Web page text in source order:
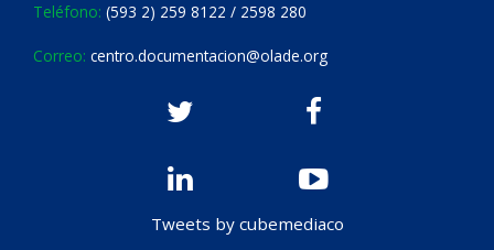
Teléfono: (593 2) 259 8122 / 2598 280
Correo: centro.documentacion@olade.org
Tweets by cubemediaco